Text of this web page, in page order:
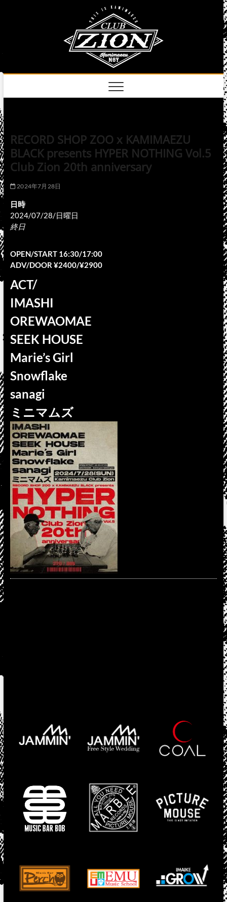
RECORD SHOP ZOO x KAMIMAEZU
BLACK presents HYPER NOTHING Vol.5
Club Zion 20th anniversary
2024年7月28日
日時
2024/07/28/日曜日
終日
OPEN/START 16:30/17:00
ADV/DOOR ¥2400/¥2900
ACT/
IMASHI
OREWAOMAE
SEEK HOUSE
Marie’s Girl
Snowflake
sanagi
ミニマムズ